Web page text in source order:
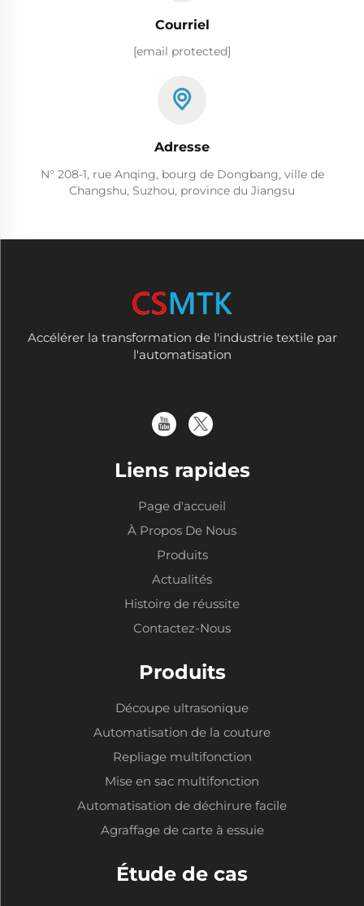
Courriel
[email protected]
Adresse
N° 208-1, rue Anqing, bourg de Dongbang, ville de
Changshu, Suzhou, province du Jiangsu
Accélérer la transformation de l'industrie textile par
l'automatisation
Liens rapides
Page d'accueil
À Propos De Nous
Produits
Actualités
Histoire de réussite
Contactez-Nous
Produits
Découpe ultrasonique
Automatisation de la couture
Repliage multifonction
Mise en sac multifonction
Automatisation de déchirure facile
Agraffage de carte à essuie
Étude de cas